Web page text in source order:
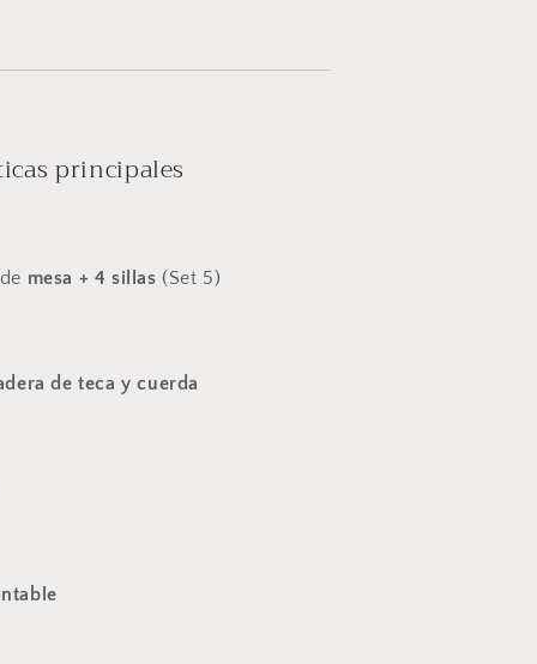
principales
mesa + 4 sillas (Set 5)
de teca y cuerda